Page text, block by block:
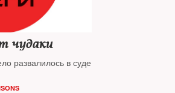
чудаки
развалилось в суде